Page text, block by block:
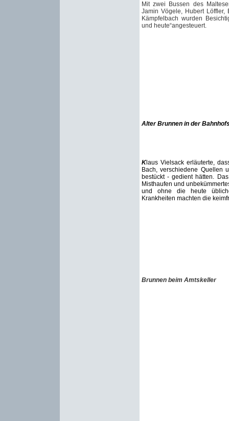
Mit zwei Bussen des
Jamin Vögele, Hubert
Kämpfelbach wurden
und heute“angesteuert.
Alter Brunnen in der
Klaus Vielsack erläuterte,
Bach, verschiedene Quellen
bestückt - gedient hätten.
Misthaufen und
und ohne die heute
Krankheiten machten die
Brunnen beim Amtskeller